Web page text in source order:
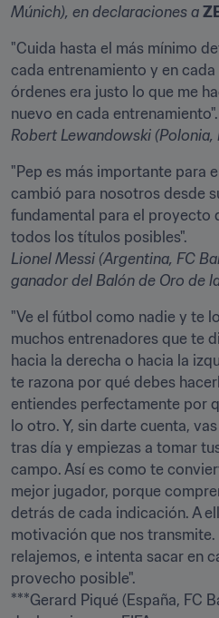
Múnich), en declaraciones a
"Cuida hasta el más mínimo
cada entrenamiento y en
órdenes era justo lo que me
Robert Lewandowski (Polonia,
"Pep es más importante para
cambió para nosotros desde
fundamental para el proyecto
todos los títulos posibles".
Lionel Messi (Argentina, FC
ganador del Balón de Oro de
"Ve el fútbol como nadie y te
muchos entrenadores que te
hacia la derecha o hacia la
te razona por qué debes
entiendes perfectamente por
lo otro. Y, sin darte cuenta,
tras día y empiezas a tomar
campo. Así es como te
mejor jugador, porque
detrás de cada indicación. A
motivación que nos
relajemos, e intenta sacar en
provecho posible".
***Gerard Piqué (España, FC